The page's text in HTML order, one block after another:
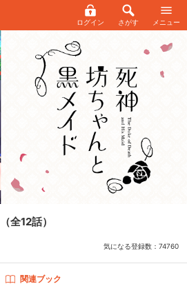
ログイン さがす メニュー
（全12話）
気になる登録数： 74760
関連ブック